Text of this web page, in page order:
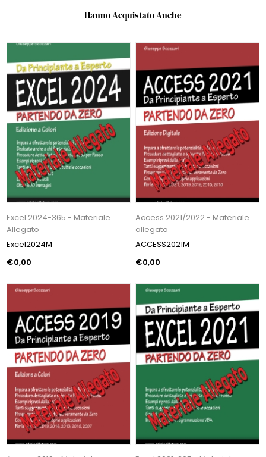
Hanno Acquistato Anche
Excel 2024-365 - Materiale
Allegato
Excel2024M
€0,00
Access 2021/2022 - Materiale
allegato
ACCESS2021M
€0,00